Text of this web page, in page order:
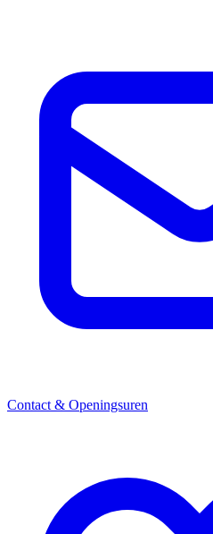
Contact & Openingsuren